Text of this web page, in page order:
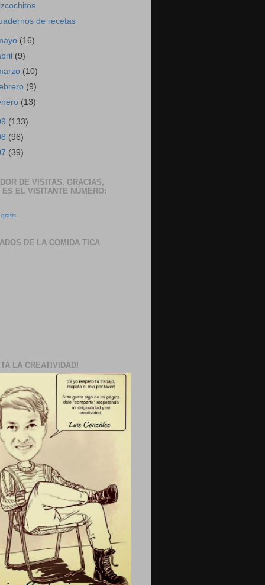
de recetas
(16)
(9)
(10)
(9)
(13)
(133)
(96)
(39)
DE VISITAS. GRACIAS,
ES EL VISITANTE NÚMERO:
DE LA COMIDA TICA
LA CREATIVIDAD!